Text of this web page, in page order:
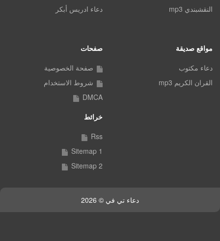
النقشبندي mp3
دعاء ادريس أبكر
مواقع صديقة
دعاء مكتوب
القران الكريم mp3
صفحات
صفحة الخصوصية
شروط الاستخدام
DMCA
خرائط
Rss
Sitemap 1
Sitemap 2
دعاء تي في © 2026